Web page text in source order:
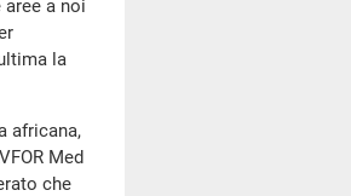
a noi
la
africana,
Med
che